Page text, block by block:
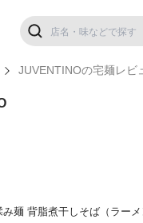
JUVENTINOの宅麺レビ
麺 背脂煮干しそば（ラーメ